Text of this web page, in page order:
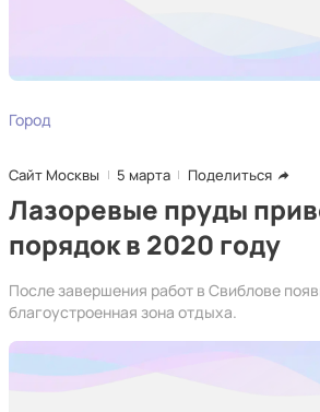
Город
Сайт Москвы 5 марта Поделиться
Лазоревые пруды
порядок в 2020 году
После завершения работ в Свиблове
благоустроенная зона отдыха.